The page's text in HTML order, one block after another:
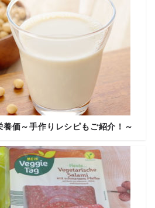
価～手作りレシピもご紹介！～